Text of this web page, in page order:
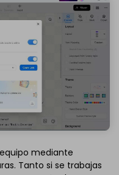
mediante
Tanto si se trabajas